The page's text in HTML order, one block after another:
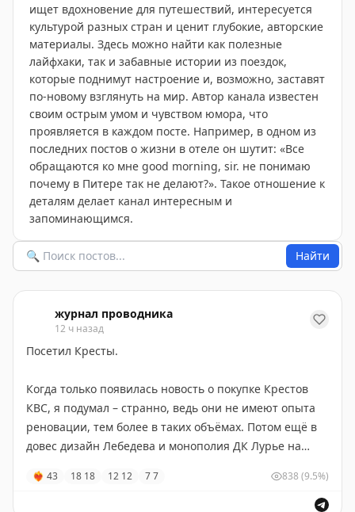
ищет вдохновение для путешествий, интересуется
культурой разных стран и ценит глубокие, авторские
материалы. Здесь можно найти как полезные
лайфхаки, так и забавные истории из поездок,
которые поднимут настроение и, возможно, заставят
по-новому взглянуть на мир. Автор канала известен
своим острым умом и чувством юмора, что
проявляется в каждом посте. Например, в одном из
последних постов о жизни в отеле он шутит: «Все
обращаются ко мне good morning, sir. не понимаю
почему в Питере так не делают?». Такое отношение к
деталям делает канал интересным и
запоминающимся.
Найти
журнал проводника
12 ч назад
Посетил Кресты.
Когда только появилась новость о покупке Крестов
КВС, я подумал – странно, ведь они не имеют опыта
реновации, тем более в таких объёмах. Потом ещё в
довес дизайн Лебедева и монополия ДК Лурье на
❤‍🔥 43 18 18 12 12 77 838 (9.5%)